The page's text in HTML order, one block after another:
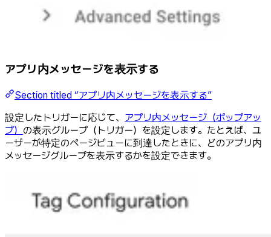
アプリ内メッセージを表示する
Section titled “アプリ内メッセージを表示する”
設定したトリガーに応じて、 アプリ内メッセージ（ポップアッ
プ） の表示グループ（トリガー）を設定します。たとえば、ユ
ーザーが特定のページビューに到達したときに、どのアプリ内
メッセージグループを表示するかを設定できます。